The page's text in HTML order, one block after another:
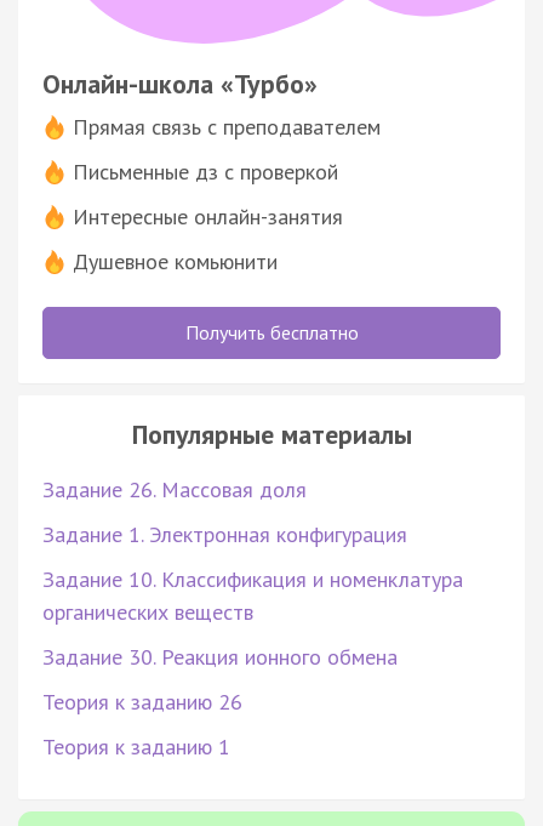
Онлайн-школа «Турбо»
Прямая связь с преподавателем
Письменные дз с проверкой
Интересные онлайн-занятия
Душевное комьюнити
Получить бесплатно
Популярные материалы
Задание 26. Массовая доля
Задание 1. Электронная конфигурация
Задание 10. Классификация и номенклатура
органических веществ
Задание 30. Реакция ионного обмена
Теория к заданию 26
Теория к заданию 1